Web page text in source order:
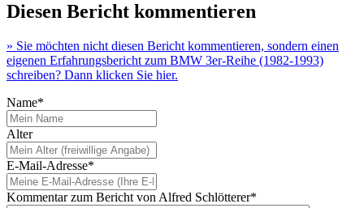
Diesen Bericht kommentieren
» Sie möchten nicht diesen Bericht kommentieren, sondern einen
eigenen Erfahrungsbericht zum BMW 3er-Reihe (1982-1993)
schreiben? Dann klicken Sie hier.
Name*
Alter
E-Mail-Adresse*
Kommentar zum Bericht von Alfred Schlötterer*